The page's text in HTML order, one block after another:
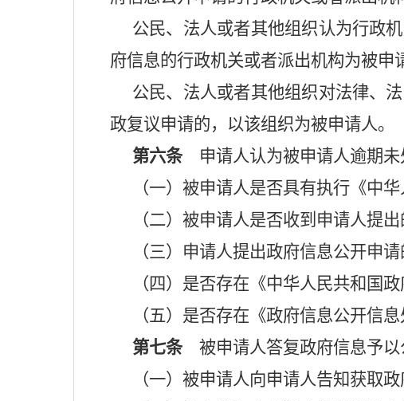
公民、法人或者其他组织认为行政
府信息的行政机关或者派出机构为被申
公民、法人或者其他组织对法律、
政复议申请的，以该组织为被申请人。
第六条 申请人认为被申请人逾期未
（一）被申请人是否具有执行《中
（二）被申请人是否收到申请人提
（三）申请人提出政府信息公开申
（四）是否存在《中华人民共和国
（五）是否存在《政府信息公开信
第七条 被申请人答复政府信息予以
（一）被申请人向申请人告知获取